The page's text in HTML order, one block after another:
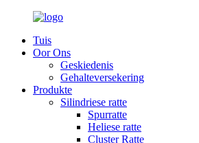
Tuis
Oor Ons
Geskiedenis
Gehalteversekering
Produkte
Silindriese ratte
Spurratte
Heliese ratte
Cluster Ratte